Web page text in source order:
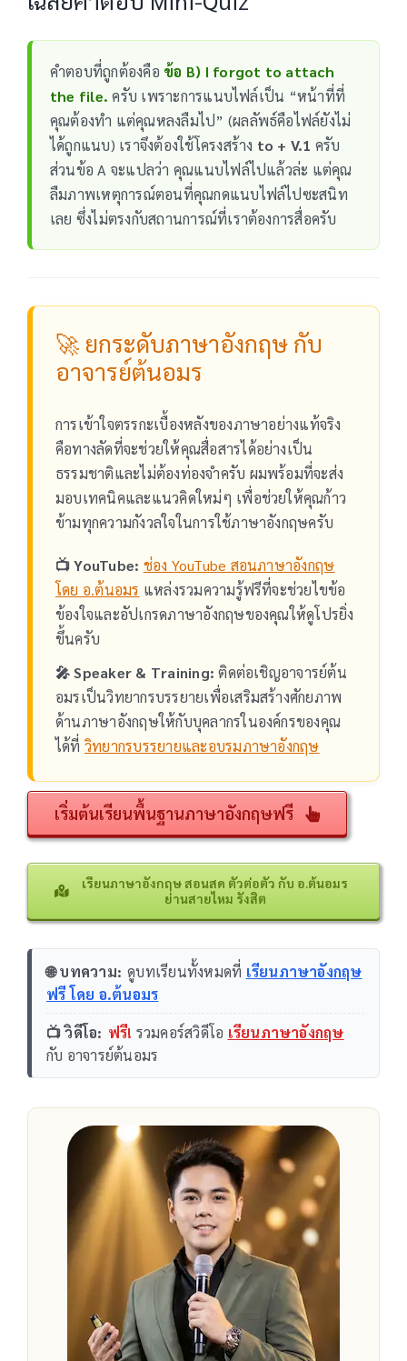
คำตอบที่ถูกต้องคือ ข้อ B) I forgot to attach
the file. ครับ เพราะการแนบไฟล์เป็น “หน้าที่ที่
คุณต้องทำ แต่คุณหลงลืมไป” (ผลลัพธ์คือไฟล์ยังไม่
ได้ถูกแนบ) เราจึงต้องใช้โครงสร้าง to + V.1 ครับ
ส่วนข้อ A จะแปลว่า คุณแนบไฟล์ไปแล้วล่ะ แต่คุณ
ลืมภาพเหตุการณ์ตอนที่คุณกดแนบไฟล์ไปซะสนิท
เลย ซึ่งไม่ตรงกับสถานการณ์ที่เราต้องการสื่อครับ
🚀 ยกระดับภาษาอังกฤษ กับ
อาจารย์ต้นอมร
การเข้าใจตรรกะเบื้องหลังของภาษาอย่างแท้จริง
คือทางลัดที่จะช่วยให้คุณสื่อสารได้อย่างเป็น
ธรรมชาติและไม่ต้องท่องจำครับ ผมพร้อมที่จะส่ง
มอบเทคนิคและแนวคิดใหม่ๆ เพื่อช่วยให้คุณก้าว
ข้ามทุกความกังวลใจในการใช้ภาษาอังกฤษครับ
📺 YouTube: ช่อง YouTube สอนภาษาอังกฤษ
โดย อ.ต้นอมร แหล่งรวมความรู้ฟรีที่จะช่วยไขข้อ
ข้องใจและอัปเกรดภาษาอังกฤษของคุณให้ดูโปรยิ่ง
ขึ้นครับ
🎤 Speaker & Training: ติดต่อเชิญอาจารย์ต้น
อมรเป็นวิทยากรบรรยายเพื่อเสริมสร้างศักยภาพ
ด้านภาษาอังกฤษให้กับบุคลากรในองค์กรของคุณ
ได้ที่ วิทยากรบรรยายและอบรมภาษาอังกฤษ
เริ่มต้นเรียนพื้นฐานภาษาอังกฤษฟรี
เรียนภาษาอังกฤษ สอนสด ตัวต่อตัว กับ อ.ต้นอมร
ย่านสายไหม รังสิต
🌐 บทความ: ดูบทเรียนทั้งหมดที่ เรียนภาษาอังกฤษ
ฟรี โดย อ.ต้นอมร
📺 วิดีโอ: ฟรี! รวมคอร์สวิดีโอ เรียนภาษาอังกฤษ
กับ อาจารย์ต้นอมร